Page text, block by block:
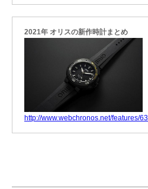
2021年 オリスの新作時計まとめ
http://www.webchronos.net/features/